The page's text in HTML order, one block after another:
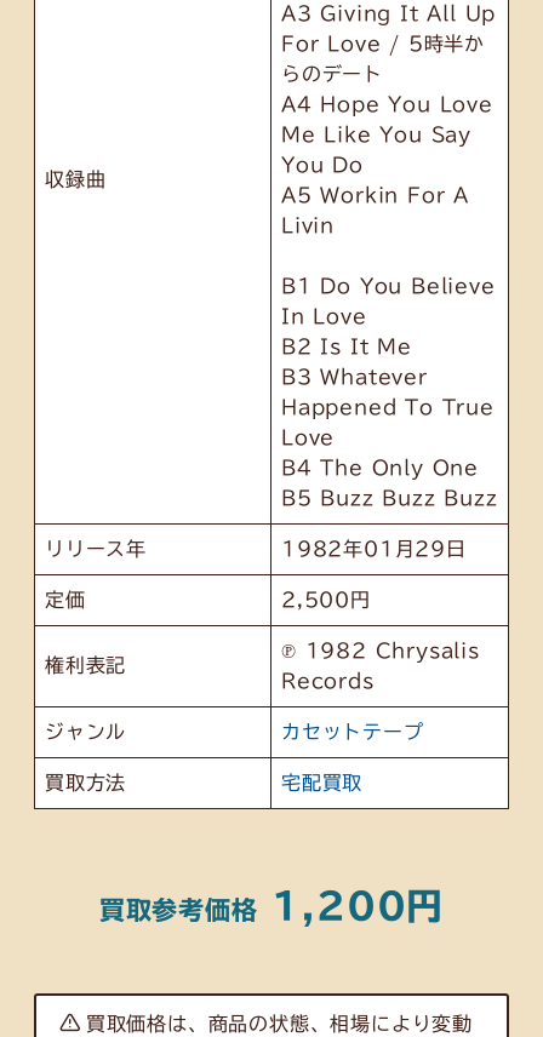
収録曲
A3 Giving It All Up
For Love / 5時半か
らのデート
A4 Hope You Love
Me Like You Say
You Do
A5 Workin For A
Livin
B1 Do You Believe
In Love
B2 Is It Me
B3 Whatever
Happened To True
Love
B4 The Only One
B5 Buzz Buzz Buzz
リリース年 1982年01月29日
定価 2,500円
権利表記
℗ 1982 Chrysalis
Records
ジャンル カセットテープ
買取方法 宅配買取
買取参考価格 1,200円
買取価格は、商品の状態、相場により変動